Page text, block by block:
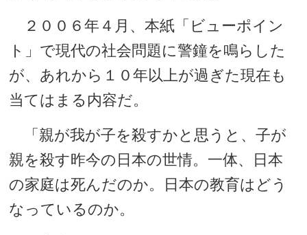
２００６年４月、本紙「ビューポイン
ト」で現代の社会問題に警鐘を鳴らした
が、あれから１０年以上が過ぎた現在も
当てはまる内容だ。
「親が我が子を殺すかと思うと、子が
親を殺す昨今の日本の世情。一体、日本
の家庭は死んだのか。日本の教育はどう
なっているのか。